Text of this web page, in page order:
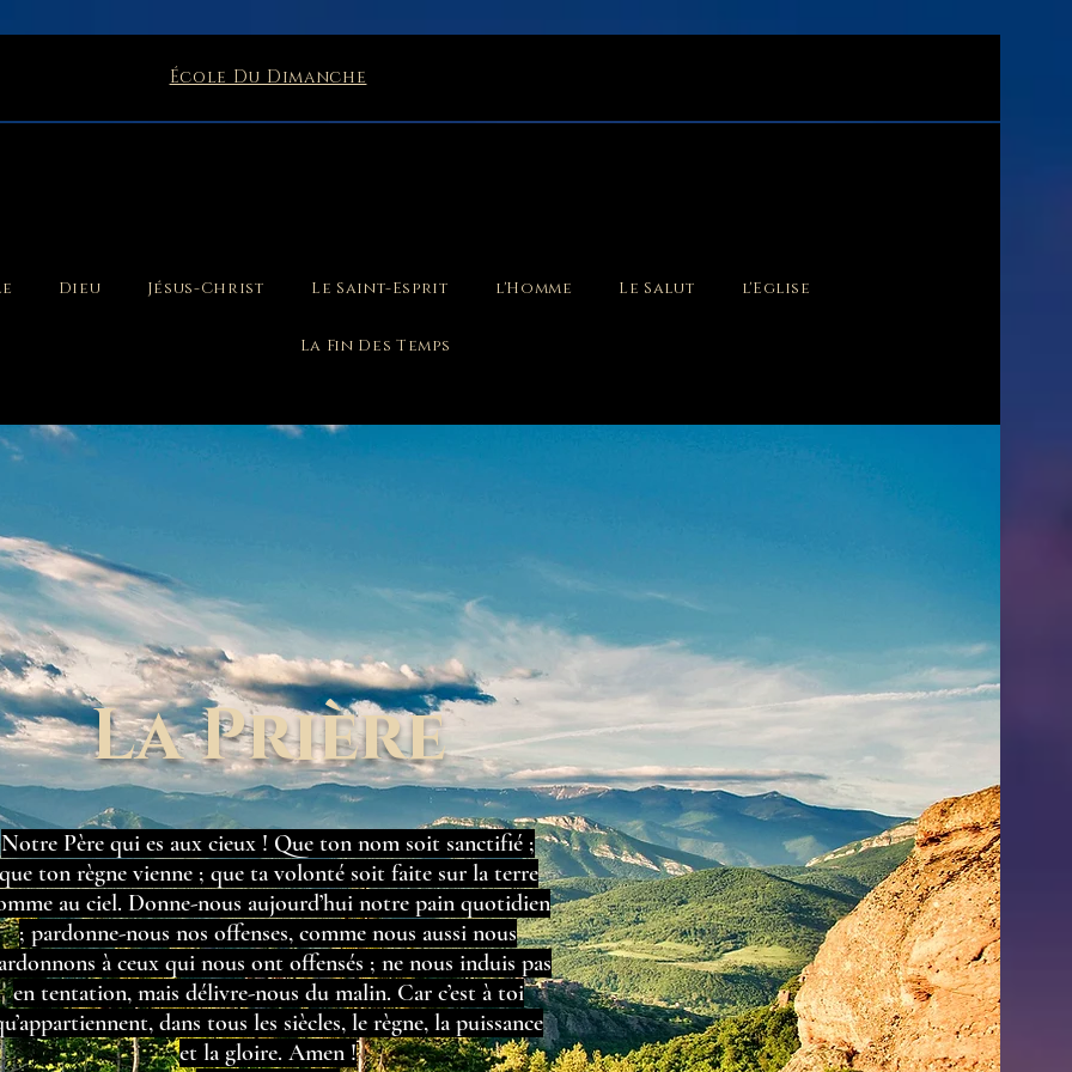
École Du Dimanche
Dieu Jésus-Christ Le Saint-Esprit l'Homme Le Salut l'Eglise
La Fin Des Temps
La Prière
Notre Père qui es aux cieux ! Que ton nom soit sanctifié ;
ton règne vienne ; que ta volonté soit faite sur la terre
au ciel. Donne-nous aujourd’hui notre pain quotidien
; pardonne-nous nos offenses, comme nous aussi nous
à ceux qui nous ont offensés ; ne nous induis pas
en tentation, mais délivre-nous du malin. Car c’est à toi
dans tous les siècles, le règne, la puissance
et la gloire. Amen !